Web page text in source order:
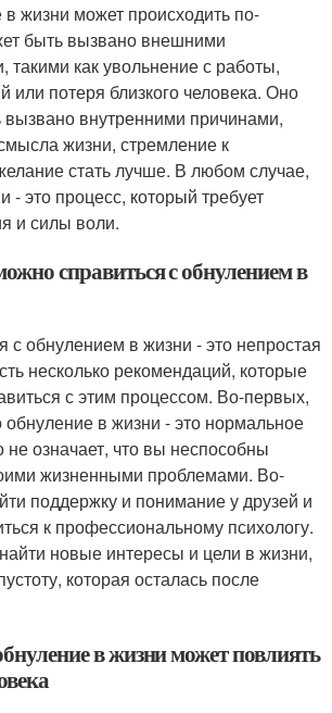
жизни может происходить по-
быть вызвано внешними
такими как увольнение с работы,
или потеря близкого человека. Оно
внутренними причинами,
жизни, стремление к
стать лучше. В любом случае,
- это процесс, который требует
и силы воли.
справиться с обнулением в
с обнулением в жизни - это непростая
несколько рекомендаций, которые
с этим процессом. Во-первых,
обнуление в жизни - это нормальное
не означает, что вы неспособны
жизненными проблемами. Во-
поддержку и понимание у друзей и
к профессиональному психологу.
новые интересы и цели в жизни,
которая осталась после
в жизни может повлиять